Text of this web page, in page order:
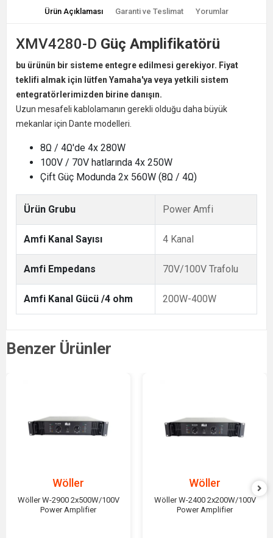
Ürün Açıklaması Garanti ve Teslimat Yorumlar
XMV4280-D Güç Amplifikatörü
bu ürünün bir sisteme entegre edilmesi gerekiyor. Fiyat
teklifi almak için lütfen Yamaha'ya veya yetkili sistem
entegratörlerimizden birine danışın.
Uzun mesafeli kablolamanın gerekli olduğu daha büyük
mekanlar için Dante modelleri.
8Ω / 4Ω'de 4x 280W
100V / 70V hatlarında 4x 250W
Çift Güç Modunda 2x 560W (8Ω / 4Ω)
Ürün Grubu Power Amfi
Amfi Kanal Sayısı 4 Kanal
Amfi Empedans 70V/100V Trafolu
Amfi Kanal Gücü /4 ohm 200W-400W
Benzer Ürünler
Wöller
Wöller W-2900 2x500W/100V
Power Amplifier
Wöller
Wöller W-2400 2x200W/100V
Power Amplifier